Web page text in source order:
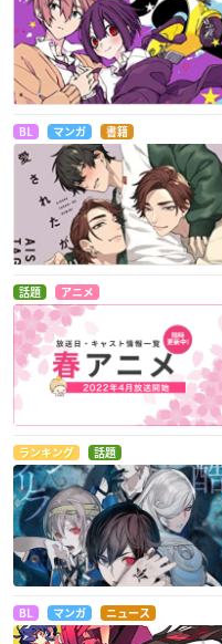
BL マンガ 書籍
話題 アニメ
ランキング 話題
BL マンガ ニュース